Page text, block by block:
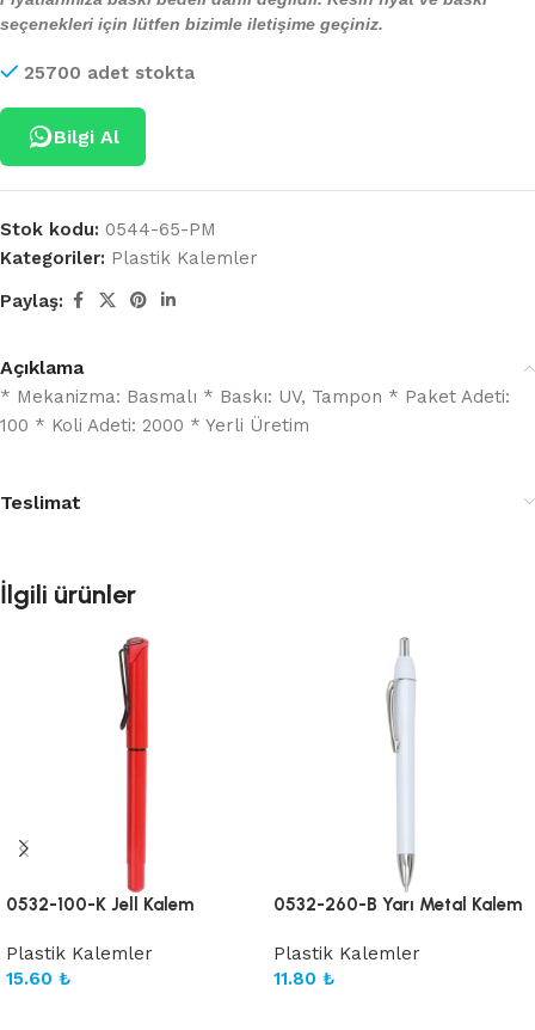
seçenekleri için lütfen bizimle iletişime geçiniz.
25700 adet stokta
Bilgi Al
Stok kodu: 0544-65-PM
Kategoriler: Plastik Kalemler
Paylaş:
Açıklama
* Mekanizma: Basmalı * Baskı: UV, Tampon * Paket Adeti:
100 * Koli Adeti: 2000 * Yerli Üretim
Teslimat
İlgili ürünler
0532-100-K Jell Kalem
Plastik Kalemler
15.60 ₺
0532-260-B Yarı Metal Kalem
Plastik Kalemler
11.80 ₺